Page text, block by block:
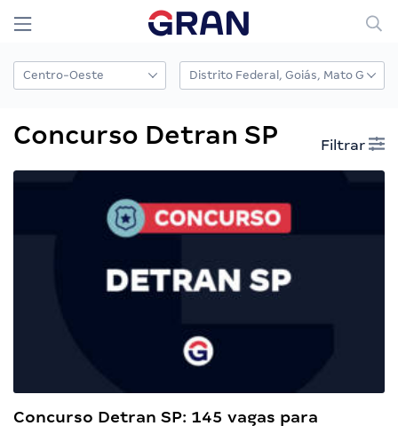
Concurso Detran SP Filtrar
Concurso Detran SP: 145 vagas para